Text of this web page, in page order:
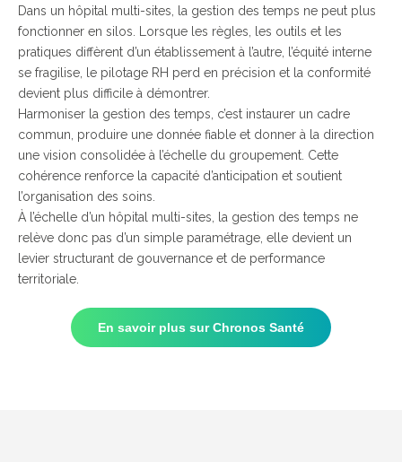
Dans un hôpital multi-sites, la gestion des temps ne peut plus
fonctionner en silos. Lorsque les règles, les outils et les
pratiques diffèrent d’un établissement à l’autre, l’équité interne
se fragilise, le pilotage RH perd en précision et la conformité
devient plus difficile à démontrer.
Harmoniser la gestion des temps, c’est instaurer un cadre
commun, produire une donnée fiable et donner à la direction
une vision consolidée à l’échelle du groupement. Cette
cohérence renforce la capacité d’anticipation et soutient
l’organisation des soins.
À l’échelle d’un hôpital multi-sites, la gestion des temps ne
relève donc pas d’un simple paramétrage, elle devient un
levier structurant de gouvernance et de performance
territoriale.
En savoir plus sur Chronos Santé